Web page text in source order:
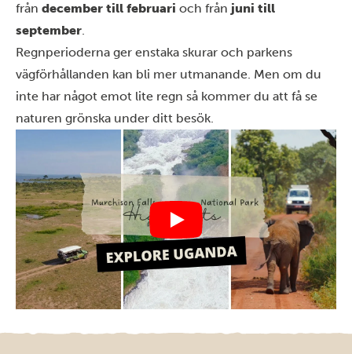
från december till februari och från juni till
september.
Regnperioderna ger enstaka skurar och parkens
vägförhållanden kan bli mer utmanande. Men om du
inte har något emot lite regn så kommer du att få se
naturen grönska under ditt besök.